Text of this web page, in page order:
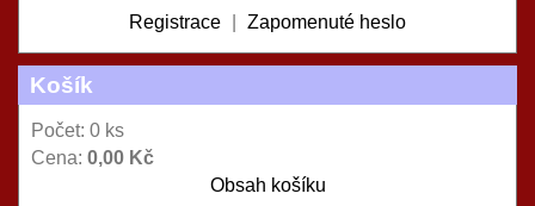
Registrace Zapomenuté heslo
Košík
Počet: 0 ks
Cena: 0,00 Kč
Obsah košíku